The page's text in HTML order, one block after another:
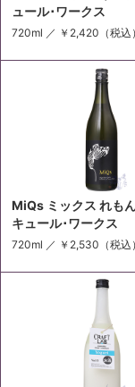
ュール･ワークス
720ml ／ ￥2,420 （税込）
MiQs ミックス れも
キュール･ワークス
720ml ／ ￥2,530 （税込）